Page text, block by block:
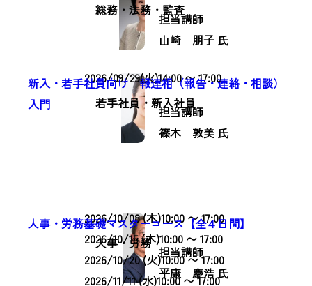
担当講師
山崎 朋子 氏
総務・法務・監査
新入・若手社員向け 報連相（報告・連絡・相談）
入門
担当講師
篠木 敦美 氏
2026/09/29(火)14:00 〜 17:00
若手社員・新入社員
人事・労務基礎マスターコース【全４日間】
担当講師
平康 慶浩 氏
2026/10/08 (木)10:00 〜 17:00
2026/10/15 (木)10:00 〜 17:00
2026/10/20 (火)10:00 〜 17:00
2026/11/11 (水)10:00 〜 17:00
人事・労務